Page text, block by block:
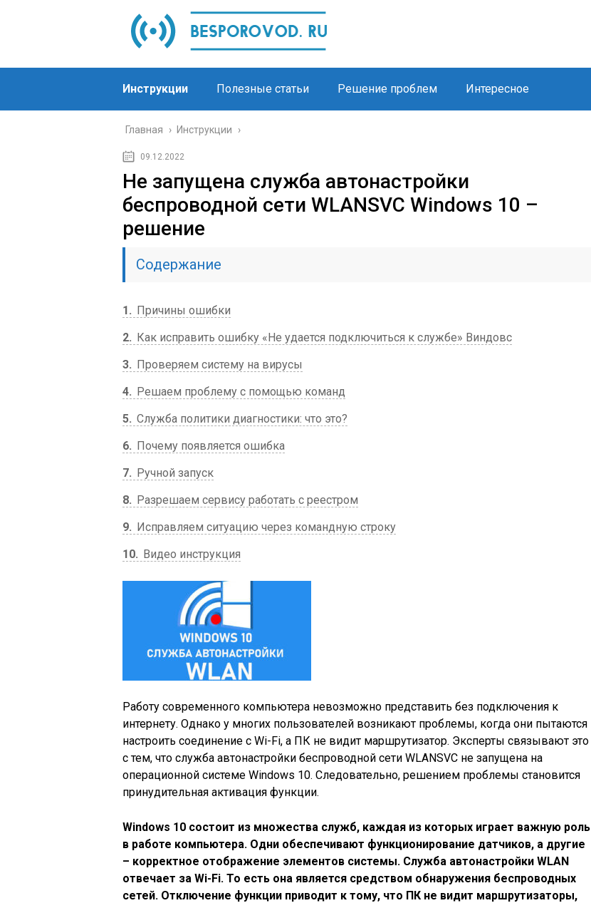
Инструкции Полезные статьи Решение проблем Интересное
Главная › Инструкции ›
09.12.2022
Не запущена служба автонастройки
беспроводной сети WLANSVC Windows 10 –
решение
Содержание
1
Причины ошибки
2
Как исправить ошибку «Не удается подключиться к службе» Виндовс
3
Проверяем систему на вирусы
4
Решаем проблему с помощью команд
5 Служба политики диагностики: что это?
6
Почему появляется ошибка
7
Ручной запуск
8
Разрешаем сервису работать с реестром
9
Исправляем ситуацию через командную строку
10
Видео инструкция
Работу современного компьютера невозможно представить без подключения к
интернету. Однако у многих пользователей возникают проблемы, когда они пытаются
настроить соединение с Wi-Fi, а ПК не видит маршрутизатор. Эксперты связывают это
с тем, что служба автонастройки беспроводной сети WLANSVC не запущена на
операционной системе Windows 10. Следовательно, решением проблемы становится
принудительная активация функции.
Windows 10 состоит из множества служб, каждая из которых играет важную роль
в работе компьютера. Одни обеспечивают функционирование датчиков, а другие
– корректное отображение элементов системы. Служба автонастройки WLAN
отвечает за Wi-Fi. То есть она является средством обнаружения беспроводных
сетей. Отключение функции приводит к тому, что ПК не видит маршрутизаторы,